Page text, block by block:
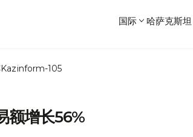
国际 哈萨克斯坦
Kazinform-105
额增长56%